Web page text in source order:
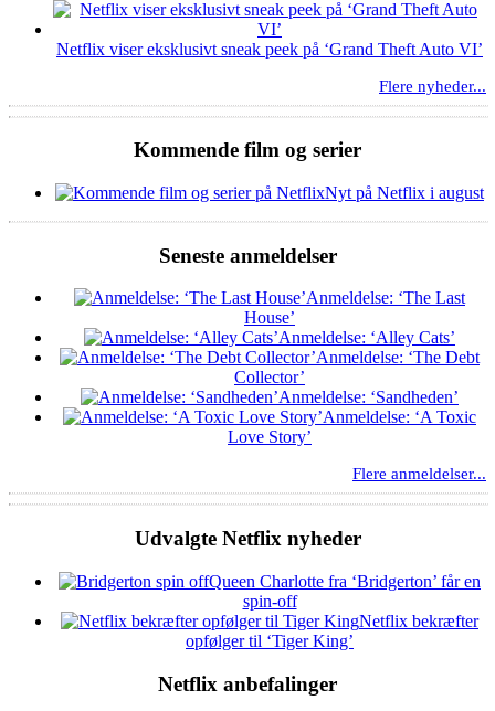
Netflix viser eksklusivt sneak peek på ‘Grand Theft Auto VI’
Flere nyheder...
Kommende film og serier
Nyt på Netflix i august
Seneste anmeldelser
Anmeldelse: ‘The Last
House’
Anmeldelse: ‘Alley Cats’
Anmeldelse: ‘The Debt
Collector’
Anmeldelse: ‘Sandheden’
Anmeldelse: ‘A Toxic
Love Story’
Flere anmeldelser...
Udvalgte Netflix nyheder
Queen Charlotte fra ‘Bridgerton’ får en
spin-off
Netflix bekræfter
opfølger til ‘Tiger King’
Netflix anbefalinger